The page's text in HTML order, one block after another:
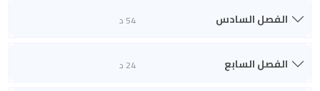
الفصل السادس 54 د
الفصل السابع 24 د